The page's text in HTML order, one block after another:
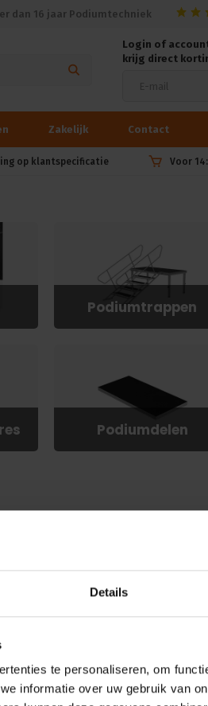
Details
te personaliseren, om
informatie over uw gebruik van
dan 16 jaar Podiumtechniek
Login of
krijg direct
Zakelijk Contact
op klantspecificatie Voor
Podiumtrappen
Podiumdelen